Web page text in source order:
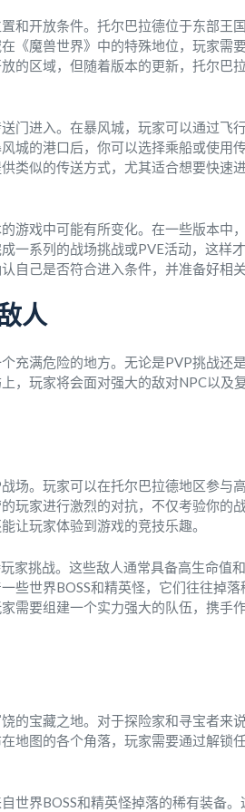
和开放条件。托尔巴拉德位于东部王
《魔兽世界》中的特殊地位，玩家需
的区域，但随着版本的更新，托尔巴
门进入。在暴风城，玩家可以通过飞
城的港口后，你可以选择乘船或使用
类似的传送方式，尤其适合想要快速
游戏中可能有所变化。在一些版本中
一系列的战场挑战或PVE活动，这样
自己是否符合进入条件，并准备好相关
人
充满危险的地方。无论是PVP挑战还
，玩家将会面对强大的敌对NPC以及
场。玩家可以在托尔巴拉德地区参与
玩家进行激烈的对抗，不仅考验你的
让玩家体验到游戏的竞技乐趣。
家挑战。这些敌人通常具备高生命值
些世界BOSS和精英怪，它们往往掉
需要组建一个实力强大的队伍，携手
的宝藏之地。对于探险家和寻宝者来
地图的各个角落，玩家需要通过解锁
世界BOSS和精英怪掉落的稀有装备